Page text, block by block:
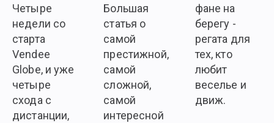
Четыре
недели со
старта
Vendee
Globe, и уже
четыре
схода с
дистанции,
Большая
статья о
самой
престижной,
самой
сложной,
самой
интересной
фане на
берегу -
регата для
тех, кто
любит
веселье и
движ.